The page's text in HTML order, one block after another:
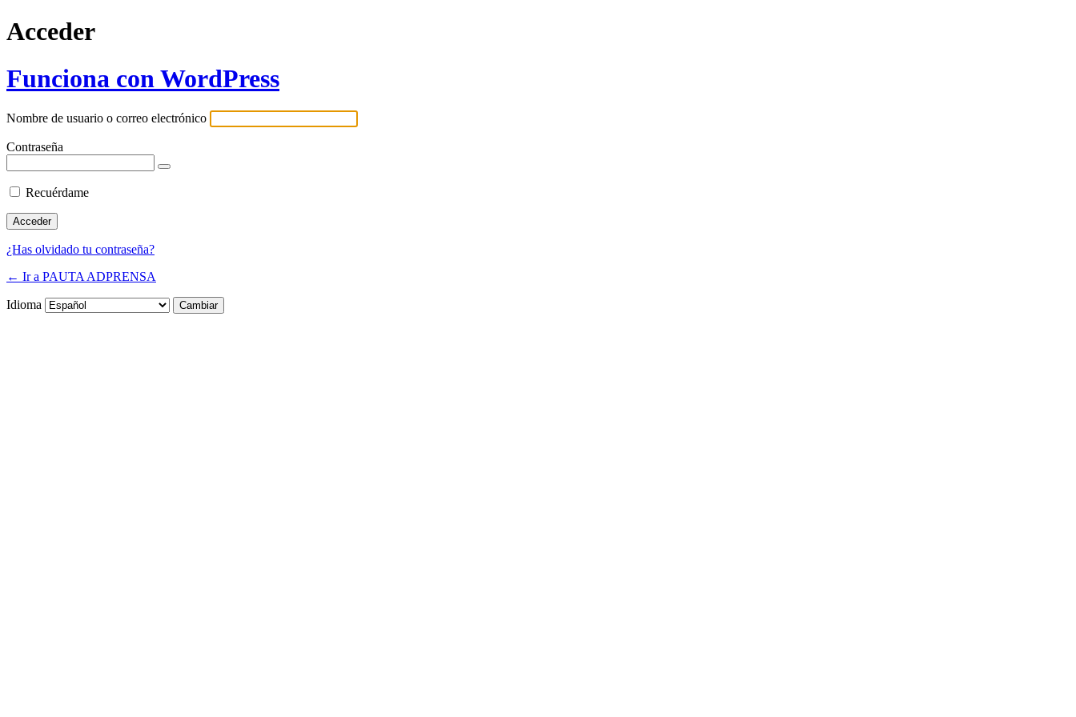
Acceder
Funciona con WordPress
Nombre de usuario o correo electrónico
Contraseña
Recuérdame
¿Has olvidado tu contraseña?
← Ir a PAUTA ADPRENSA
Idioma